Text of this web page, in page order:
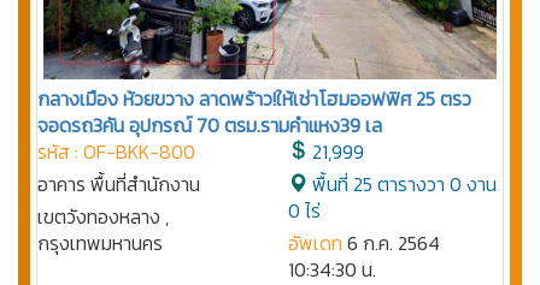
กลางเมือง ห้วยขวาง ลาดพร้าว!ให้เช่าโฮมออฟฟิศ 25 ตรว
จอดรถ3คัน อุปกรณ์ 70 ตรม.รามคำแหง39 เล
รหัส : OF-BKK-800
อาคาร พื้นที่สำนักงาน
เขตวังทองหลาง ,
กรุงเทพมหานคร
21,999
พื้นที่ 25 ตารางวา 0 งาน
0 ไร่
อัพเดท 6 ก.ค. 2564
10:34:30 น.